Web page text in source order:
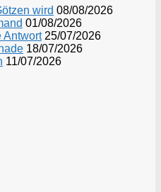
wird 08/08/2026
01/08/2026
Antwort 25/07/2026
18/07/2026
11/07/2026